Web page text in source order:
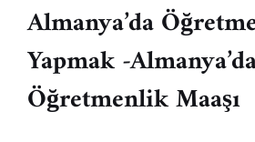
Almanya’da
Yapmak -
Öğretmenlik Maaşı